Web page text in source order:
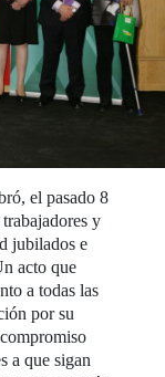
el pasado 8
y
jubilados e
acto que
a todas las
por su
a que sigan